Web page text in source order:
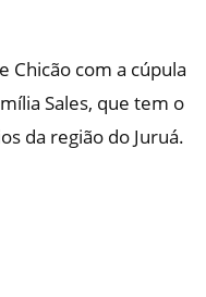
Chicão com a cúpula
Sales, que tem o
da região do Juruá.